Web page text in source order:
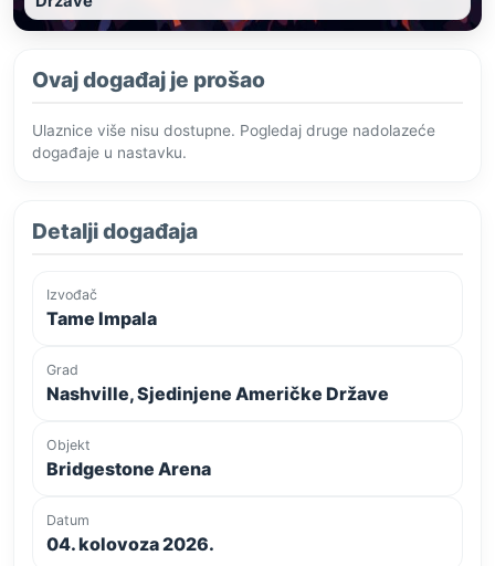
Ovaj događaj je prošao
Ulaznice više nisu dostupne. Pogledaj druge nadolazeće
događaje u nastavku.
Detalji događaja
Izvođač
Tame Impala
Grad
Nashville, Sjedinjene Američke Države
Objekt
Bridgestone Arena
Datum
04. kolovoza 2026.